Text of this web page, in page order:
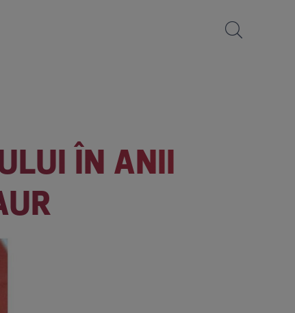
ÎN ANII